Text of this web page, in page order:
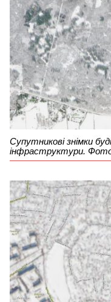
Супутникові знімки
інфраструктури.